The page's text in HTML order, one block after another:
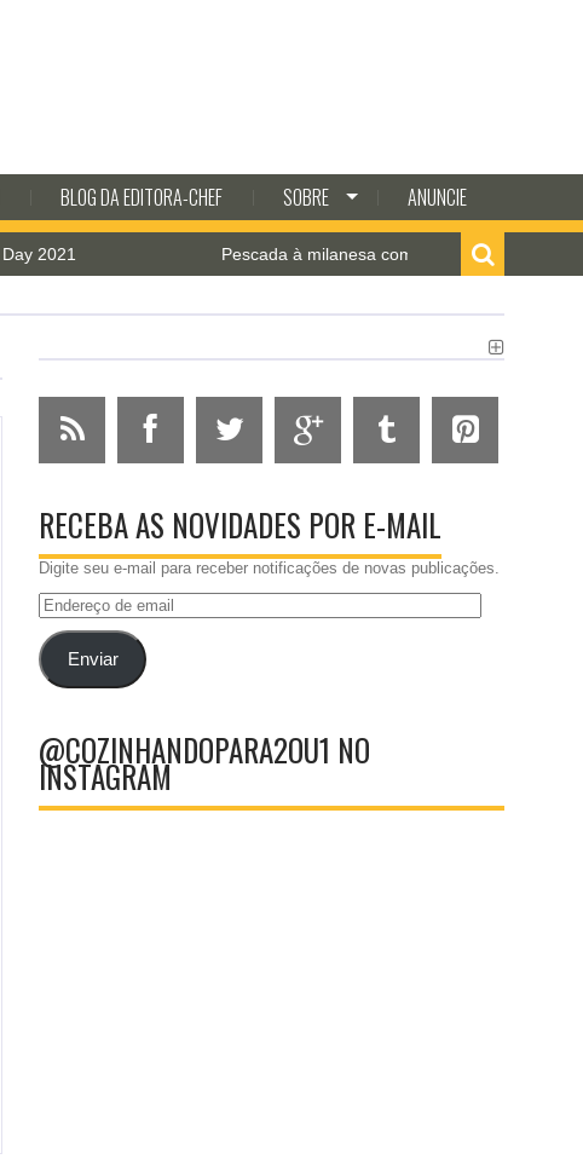
BLOG DA EDITORA-CHEF SOBRE
ANUNCIE
Pescada à milanesa com molho de camarão
RECEBA AS NOVIDADES POR E-MAIL
Digite seu e-mail para receber notificações de novas publicações.
Endereço
emailEnviar
@COZINHANDOPARA2OU1 NO
INSTAGRAM